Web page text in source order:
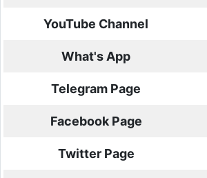
YouTube Channel
What's App
Telegram Page
Facebook Page
Twitter Page